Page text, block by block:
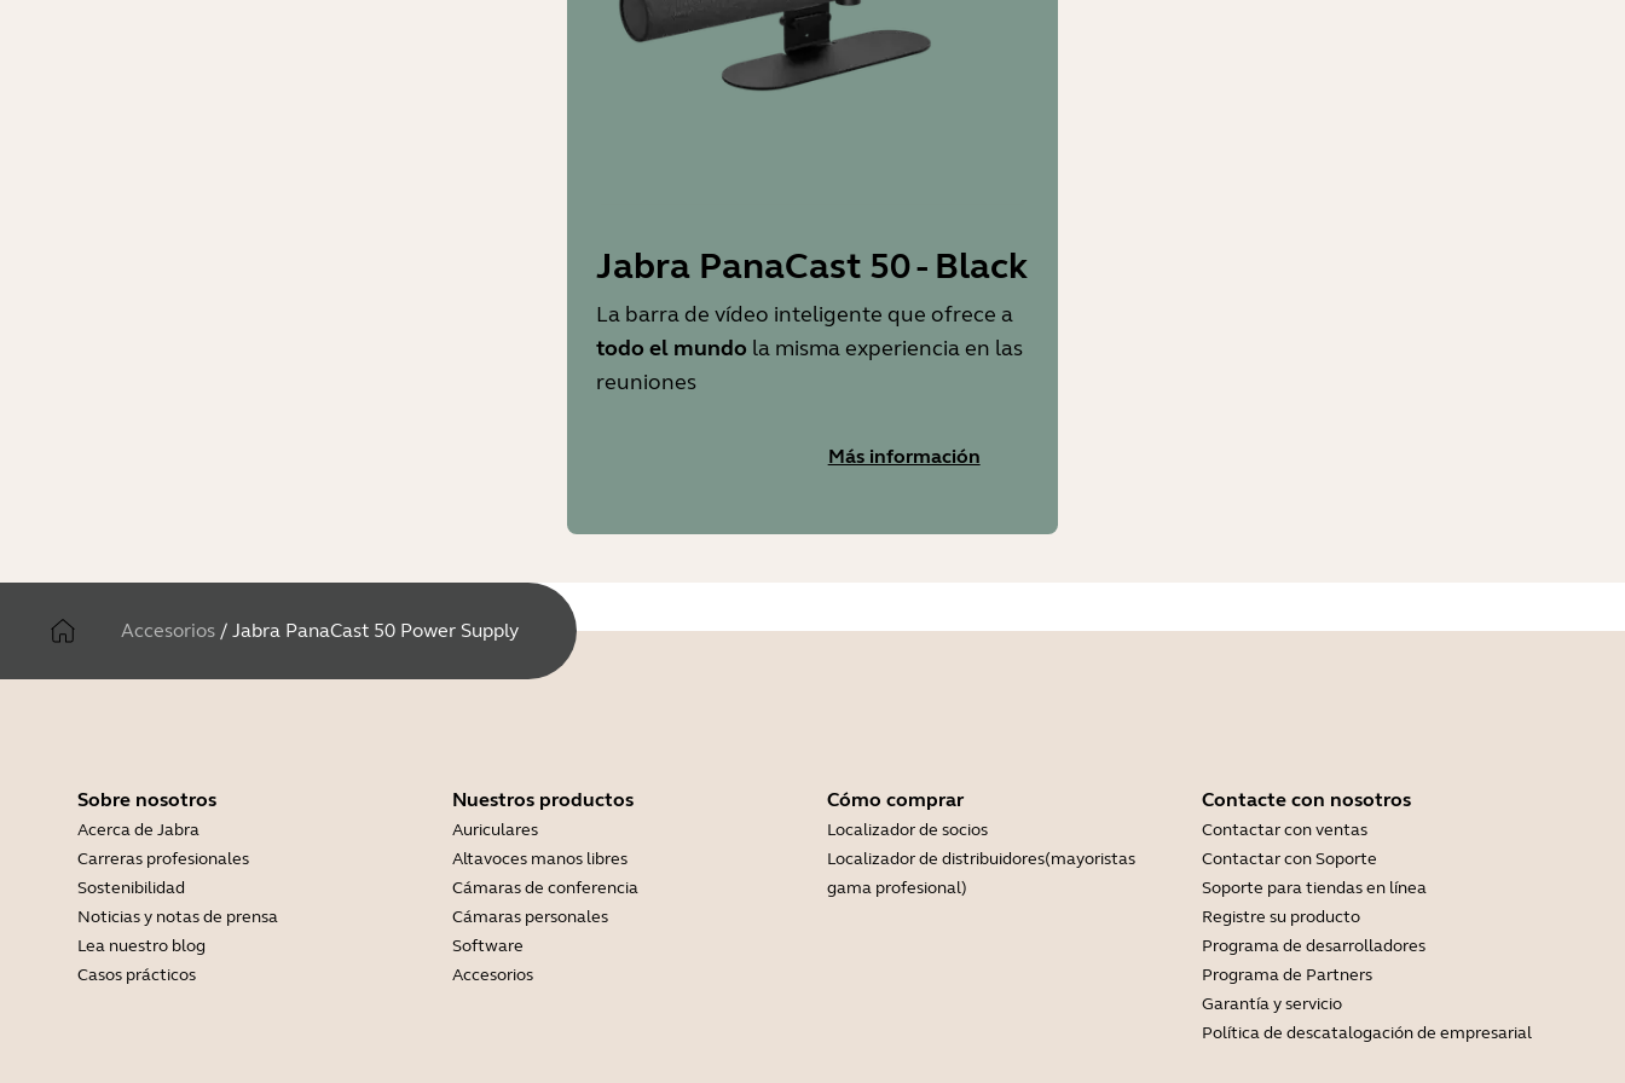
Jabra PanaCast 50 - Black
La barra de vídeo inteligente que ofrece a
todo el mundo la misma experiencia en las
reuniones
Más información
Accesorios / Jabra PanaCast 50 Power Supply
Sobre nosotros
Acerca de Jabra
Carreras profesionales
Sostenibilidad
Noticias y notas de prensa
Lea nuestro blog
Casos prácticos
Nuestros productos
Auriculares
Altavoces manos libres
Cámaras de conferencia
Cámaras personales
Software
Accesorios
Cómo comprar
Localizador de socios
Localizador de distribuidores(mayoristas
gama profesional)
Contacte con nosotros
Contactar con ventas
Contactar con Soporte
Soporte para tiendas en línea
Registre su producto
Programa de desarrolladores
Programa de Partners
Garantía y servicio
Política de descatalogación de empresarial